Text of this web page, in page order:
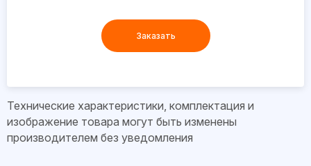
Заказать
Технические характеристики, комплектация и
изображение товара могут быть изменены
производителем без уведомления